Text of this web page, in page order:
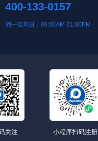
400-133-0157
周一至周日：09:00AM-21:00PM
关注 小程序扫码注册